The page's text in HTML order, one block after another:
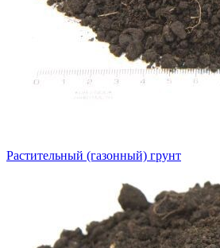
Растительный (газонный) грунт